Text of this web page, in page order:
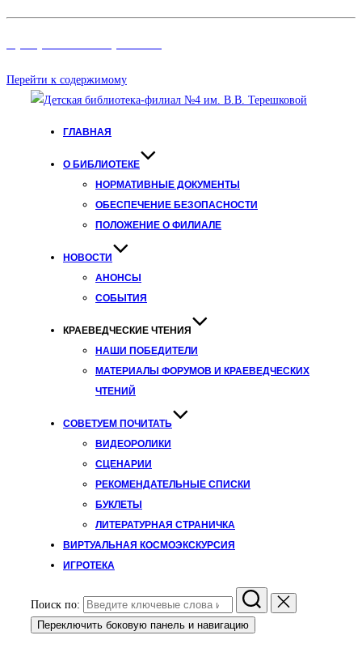
Перейти к содержимому
ГЛАВНАЯ
О БИБЛИОТЕКЕ
НОРМАТИВНЫЕ ДОКУМЕНТЫ
ОБЕСПЕЧЕНИЕ БЕЗОПАСНОСТИ
ПОЛОЖЕНИЕ О ФИЛИАЛЕ
НОВОСТИ
АНОНСЫ
СОБЫТИЯ
КРАЕВЕДЧЕСКИЕ ЧТЕНИЯ
НАШИ ПОБЕДИТЕЛИ
МАТЕРИАЛЫ ФОРУМОВ И КРАЕВЕДЧЕСКИХ
ЧТЕНИЙ
СОВЕТУЕМ ПОЧИТАТЬ
ВИДЕОРОЛИКИ
СЦЕНАРИИ
РЕКОМЕНДАТЕЛЬНЫЕ СПИСКИ
БУКЛЕТЫ
ЛИТЕРАТУРНАЯ СТРАНИЧКА
ВИРТУАЛЬНАЯ КОСМОЭКСКУРСИЯ
ИГРОТЕКА
Поиск по:
Переключить боковую панель и навигацию